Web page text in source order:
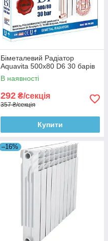
Біметалевий Радіатор
Aquavita 500x80 D6 30 барів
В наявності
292 ₴/секція
357 ₴/секція
Купити
–16%